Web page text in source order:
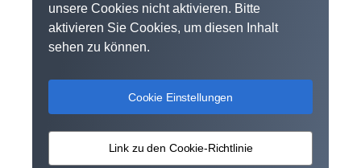
unsere Cookies nicht aktivieren. Bitte
aktivieren Sie Cookies, um diesen Inhalt
sehen zu können.
Cookie Einstellungen
Link zu den Cookie-Richtlinie